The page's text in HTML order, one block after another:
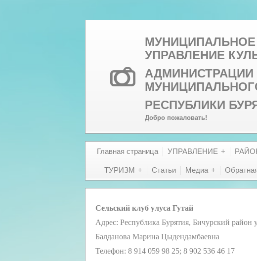
УПРАВЛЕНИЕ
АДМИНИСТРАЦИИ
РЕСПУБЛИКИ
Добро пожаловать!
Главная страница УПРАВЛЕНИЕ
ТУРИЗМ Статьи Медиа
Сельский клуб улуса Гутай
Адрес: Республика Бурятия, Бичурский район
Балданова Марина Цыдендамбаевна
Телефон: 8 914 059 98 25; 8 902 536 46 17